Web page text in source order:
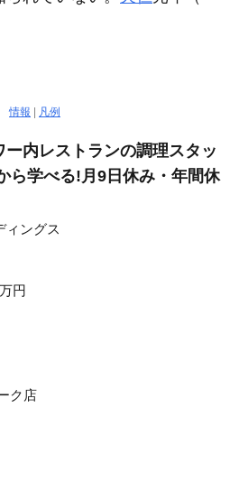
情報 凡例
内レストランの調理スタッ
ら学べる!月9日休み・年間休
ィングス
円
ク店